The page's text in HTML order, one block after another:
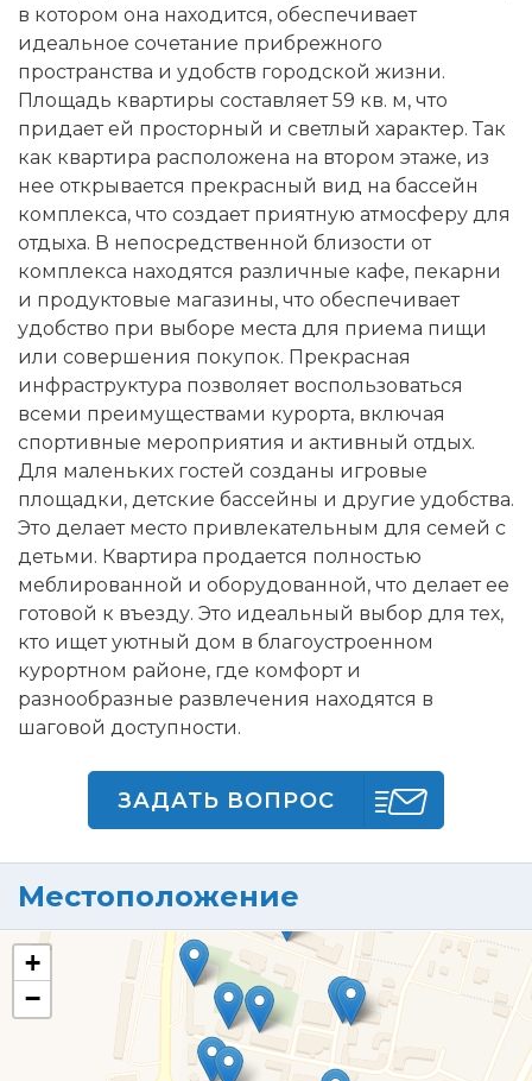
в котором она находится, обеспечивает
идеальное сочетание прибрежного
пространства и удобств городской жизни.
Площадь квартиры составляет 59 кв. м, что
придает ей просторный и светлый характер. Так
как квартира расположена на втором этаже, из
нее открывается прекрасный вид на бассейн
комплекса, что создает приятную атмосферу для
отдыха. В непосредственной близости от
комплекса находятся различные кафе, пекарни
и продуктовые магазины, что обеспечивает
удобство при выборе места для приема пищи
или совершения покупок. Прекрасная
инфраструктура позволяет воспользоваться
всеми преимуществами курорта, включая
спортивные мероприятия и активный отдых.
Для маленьких гостей созданы игровые
площадки, детские бассейны и другие удобства.
Это делает место привлекательным для семей с
детьми. Квартира продается полностью
меблированной и оборудованной, что делает ее
готовой к въезду. Это идеальный выбор для тех,
кто ищет уютный дом в благоустроенном
курортном районе, где комфорт и
разнообразные развлечения находятся в
шаговой доступности.
ЗАДАТЬ ВОПРОС
Местоположение
+
−